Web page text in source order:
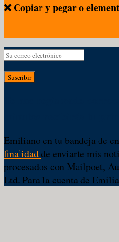
❌ Copiar y pegar o
Suscribir
Emiliano en tu bandeja de
finalidadde enviarte mis
procesados con Mailpoet,
Ltd. Para la cuenta de